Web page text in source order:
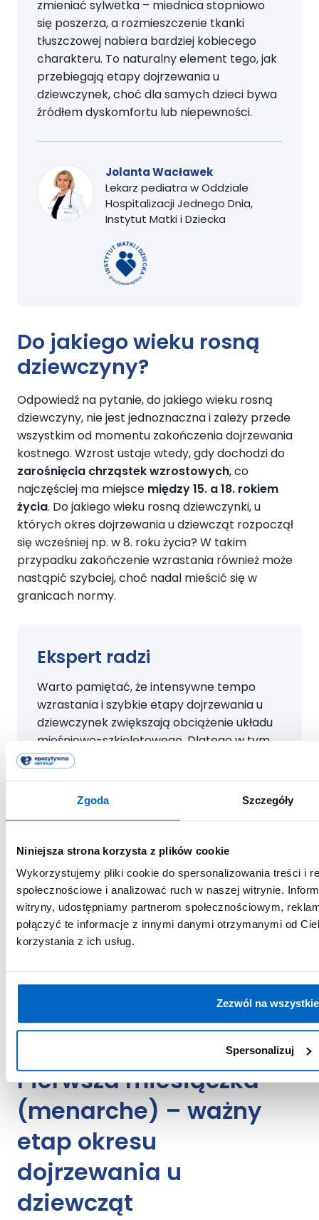
Zgoda Szczegóły
Niniejsza strona korzysta z plików cookie
Wykorzystujemy pliki cookie do spersonalizowania treści i
społecznościowe i analizować ruch w naszej witrynie.
witryny, udostępniamy partnerom społecznościowym,
połączyć te informacje z innymi danymi otrzymanymi od
korzystania z ich usług.
Zezwól na wszystkie
Spersonalizuj
zmieniać sylwetka – miednica stopniowo
się poszerza, a rozmieszczenie tkanki
tłuszczowej nabiera bardziej kobiecego
charakteru. To naturalny element tego, jak
przebiegają etapy dojrzewania u
dziewczynek, choć dla samych dzieci bywa
źródłem dyskomfortu lub niepewności.
Jolanta Wacławek
Lekarz pediatra w Oddziale
Hospitalizacji Jednego Dnia,
Instytut Matki i Dziecka
Do jakiego wieku rosną
dziewczyny?
Odpowiedź na pytanie, do jakiego wieku rosną
dziewczyny, nie jest jednoznaczna i zależy przede
wszystkim od momentu zakończenia dojrzewania
kostnego. Wzrost ustaje wtedy, gdy dochodzi do
zarośnięcia chrząstek wzrostowych, co
najczęściej ma miejsce między 15. a 18. rokiem
życia. Do jakiego wieku rosną dziewczynki, u
których okres dojrzewania u dziewcząt rozpoczął
się wcześniej np. w 8. roku życia? W takim
przypadku zakończenie wzrastania również może
nastąpić szybciej, choć nadal mieścić się w
granicach normy.
Ekspert radzi
Warto pamiętać, że intensywne tempo
wzrastania i szybkie etapy dojrzewania u
dziewczynek zwiększają obciążenie układu
mięśniowo-szkieletowego. Dlatego w tym
czasie szczególnie istotna jest obserwacja
asymetrii barków, garbienia się czy bólu
pleców może być sygnałem do konsultacji z
rozwój przebiega harmonijnie.
Jolanta Wacławek
Lekarz pediatra w Oddziale
Hospitalizacji Jednego Dnia,
Pierwsza miesiączka
(menarche) – ważny
etap okresu
dojrzewania u
dziewcząt